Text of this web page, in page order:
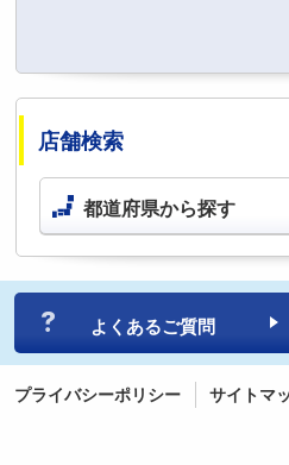
店舗検索
都道府県から探す
よくあるご質問
プライバシーポリシー サイトマ